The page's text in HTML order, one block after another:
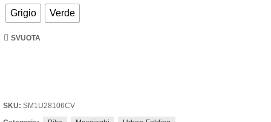
Grigio Verde
SVUOTA
SKU: SM1U28106CV